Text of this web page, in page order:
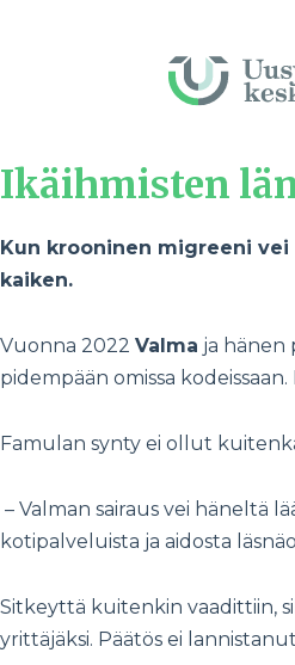
Ikäihmisten
Kun krooninen migreeni
kaiken.
Vuonna 2022 Valma ja hänen
pidempään omissa
Famulan synty ei ollut
– Valman sairaus vei häneltä
kotipalveluista ja aidosta
Sitkeyttä kuitenkin vaadittiin,
yrittäjäksi. Päätös ei